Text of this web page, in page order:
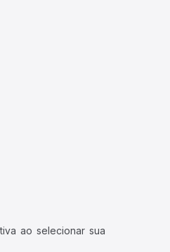
ao selecionar sua